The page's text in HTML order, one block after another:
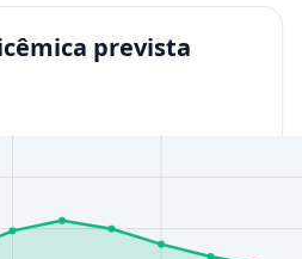
prevista